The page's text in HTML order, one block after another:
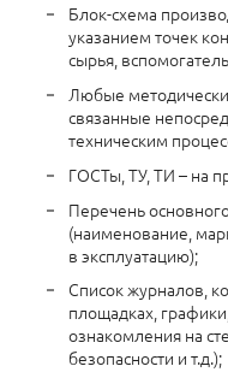
Блок-схема
указанием точек
сырья,
Любые
связанные
техническим
ГОСТы, ТУ, ТИ – на
Перечень
(наименование,
в эксплуатацию);
Список журналов,
площадках,
ознакомления на
безопасности и т.д.);